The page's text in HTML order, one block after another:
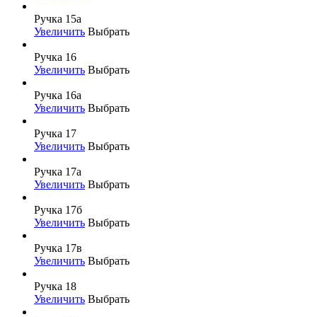
Ручка 15а
Увеличить Выбрать
Ручка 16
Увеличить Выбрать
Ручка 16а
Увеличить Выбрать
Ручка 17
Увеличить Выбрать
Ручка 17а
Увеличить Выбрать
Ручка 17б
Увеличить Выбрать
Ручка 17в
Увеличить Выбрать
Ручка 18
Увеличить Выбрать